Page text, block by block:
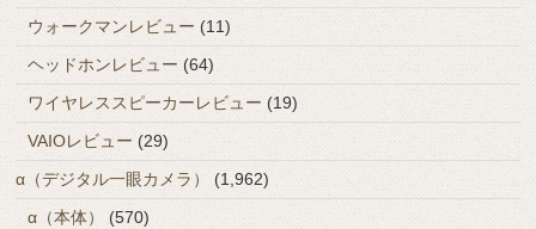
ウォークマンレビュー (11)
ヘッドホンレビュー (64)
ワイヤレススピーカーレビュー (19)
VAIOレビュー (29)
α（デジタル一眼カメラ）
(1,962)
α（本体）
(570)